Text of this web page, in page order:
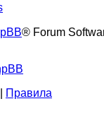
® Forum
Правила